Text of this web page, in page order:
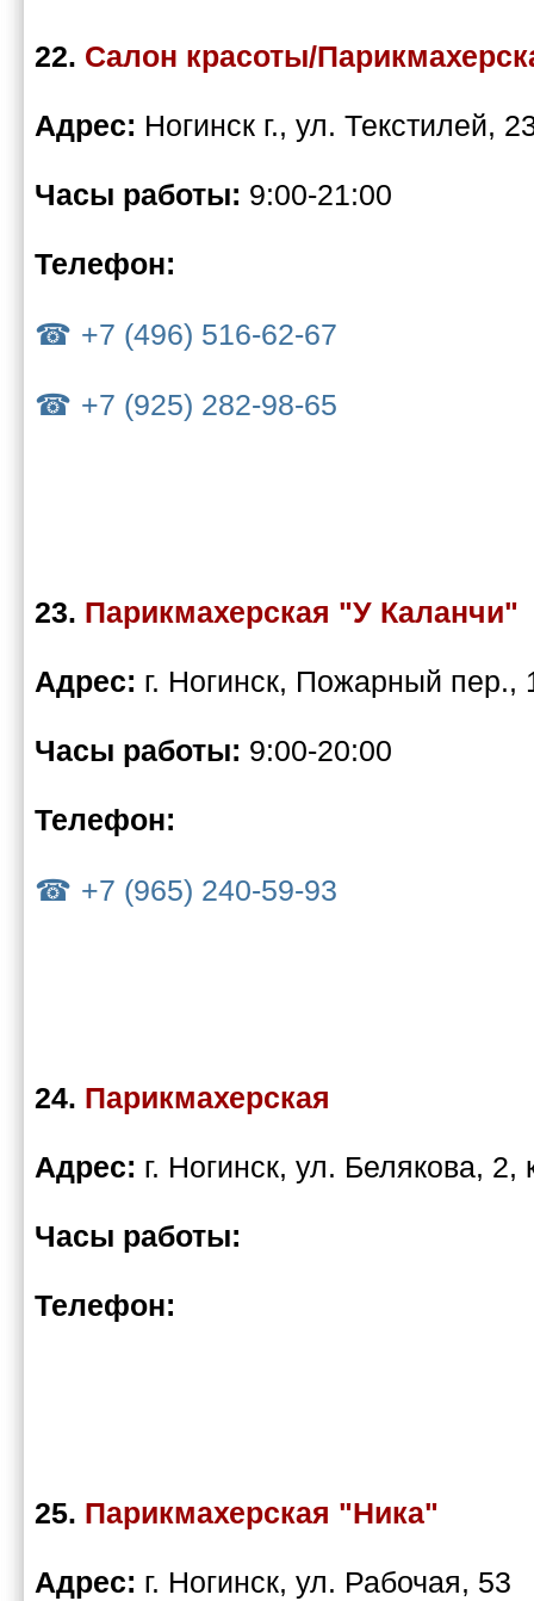
22. Салон красоты/
Адрес: Ногинск г., ул. Текстилей,
Часы работы: 9:00-21:00
Телефон:
+7 (496) 516-62-67
+7 (925) 282-98-65
23. Парикмахерская "У Каланчи"
Адрес: г. Ногинск, Пожарный пер.,
Часы работы: 9:00-20:00
Телефон:
+7 (965) 240-59-93
24. Парикмахерская
Адрес: г. Ногинск, ул. Белякова, 2,
Часы работы:
Телефон:
25. Парикмахерская "Ника"
Адрес: г. Ногинск, ул. Рабочая, 53